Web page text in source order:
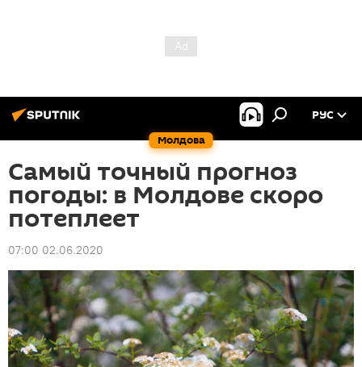
Молдова
РУС
Самый точный прогноз
погоды: в Молдове скоро
потеплеет
07:00 02.06.2020